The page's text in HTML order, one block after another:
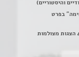
והיסטוריים)
בפרט
חדר הצפייה מרווח ובו ניתן לצפות ב- 400 הצגות מצולמות